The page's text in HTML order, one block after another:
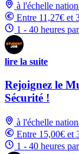
à l'échelle
Entre 11,27€ et
1 - 40 heures
lire la suite
Rejoignez le
Sécurité !
à l'échelle
Entre 15,00€ et
1 - 40 heures